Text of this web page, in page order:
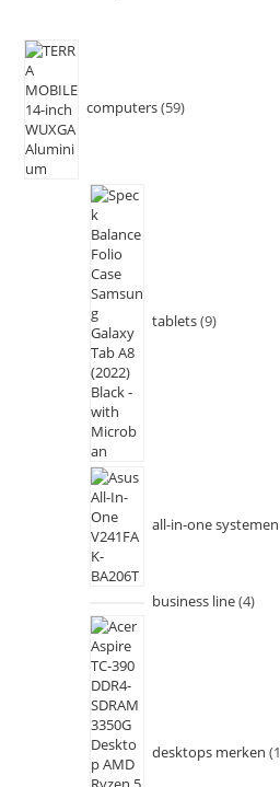
computers 59
tablets 9
all-in-one systemen
business line 4
desktops merken 1